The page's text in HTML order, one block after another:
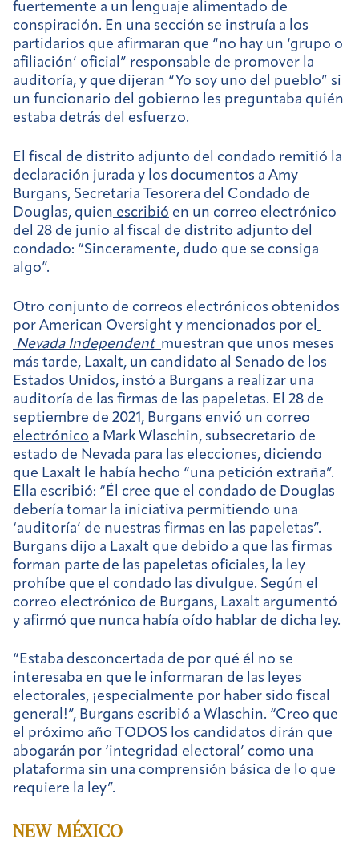
fuertemente a un lenguaje alimentado de
conspiración. En una sección se instruía a los
partidarios que afirmaran que “no hay un ‘grupo o
afiliación’ oficial” responsable de promover la
auditoría, y que dijeran “Yo soy uno del pueblo” si
un funcionario del gobierno les preguntaba quién
estaba detrás del esfuerzo.
El fiscal de distrito adjunto del condado remitió la
declaración jurada y los documentos a Amy
Burgans, Secretaria Tesorera del Condado de
Douglas, quien escribió en un correo electrónico
del 28 de junio al fiscal de distrito adjunto del
condado: “Sinceramente, dudo que se consiga
algo”.
Otro conjunto de correos electrónicos obtenidos
por American Oversight y mencionados por el
Nevada Independent muestran que unos meses
más tarde, Laxalt, un candidato al Senado de los
Estados Unidos, instó a Burgans a realizar una
auditoría de las firmas de las papeletas. El 28 de
septiembre de 2021, Burgans envió un correo
electrónico a Mark Wlaschin, subsecretario de
estado de Nevada para las elecciones, diciendo
que Laxalt le había hecho “una petición extraña”.
Ella escribió: “Él cree que el condado de Douglas
debería tomar la iniciativa permitiendo una
‘auditoría’ de nuestras firmas en las papeletas”.
Burgans dijo a Laxalt que debido a que las firmas
forman parte de las papeletas oficiales, la ley
prohíbe que el condado las divulgue. Según el
correo electrónico de Burgans, Laxalt argumentó
y afirmó que nunca había oído hablar de dicha ley.
“Estaba desconcertada de por qué él no se
interesaba en que le informaran de las leyes
electorales, ¡especialmente por haber sido fiscal
general!”, Burgans escribió a Wlaschin. “Creo que
el próximo año TODOS los candidatos dirán que
abogarán por ‘integridad electoral’ como una
plataforma sin una comprensión básica de lo que
requiere la ley”.
NEW MÉXICO